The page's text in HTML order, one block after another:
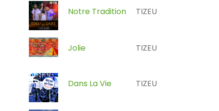
Notre Tradition TIZEU
Jolie TIZEU
Dans La Vie TIZEU